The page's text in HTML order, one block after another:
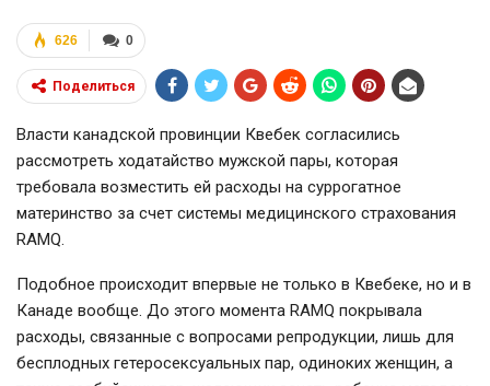
0
626
Поделиться
Власти канадской провинции Квебек согласились
рассмотреть ходатайство мужской пары, которая
требовала возместить ей расходы на суррогатное
материнство за счет системы медицинского страхования
RAMQ.
Подобное происходит впервые не только в Квебеке, но и в
Канаде вообще. До этого момента RAMQ покрывала
расходы, связанные с вопросами репродукции, лишь для
бесплодных гетеросексуальных пар, одиноких женщин, а